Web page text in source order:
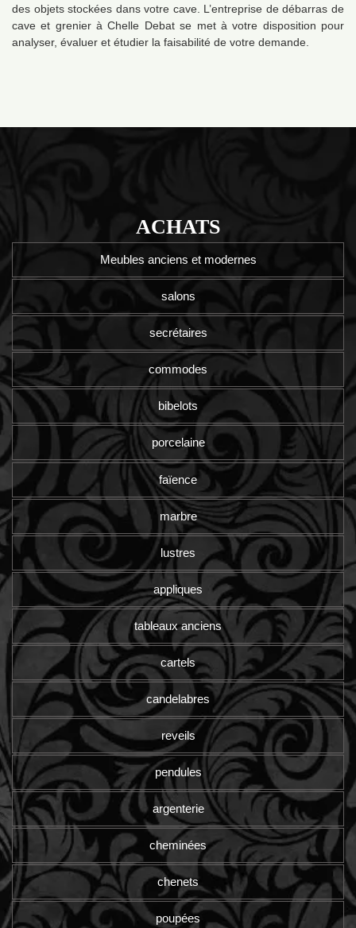
des objets stockées dans votre cave. L’entreprise de débarras de
cave et grenier à Chelle Debat se met à votre disposition pour
analyser, évaluer et étudier la faisabilité de votre demande.
ACHATS
Meubles anciens et modernes
salons
secrétaires
commodes
bibelots
porcelaine
faïence
marbre
lustres
appliques
tableaux anciens
cartels
candelabres
reveils
pendules
argenterie
cheminées
chenets
poupées